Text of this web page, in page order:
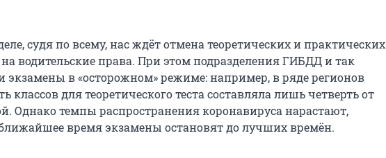
судя по всему, нас ждёт отмена теоретических и практических
водительские права. При этом подразделения ГИБДД и так
в «осторожном» режиме: например, в ряде регионов
классов для теоретического теста составляла лишь четверть от
Однако темпы распространения коронавируса нарастают,
время экзамены остановят до лучших времён.